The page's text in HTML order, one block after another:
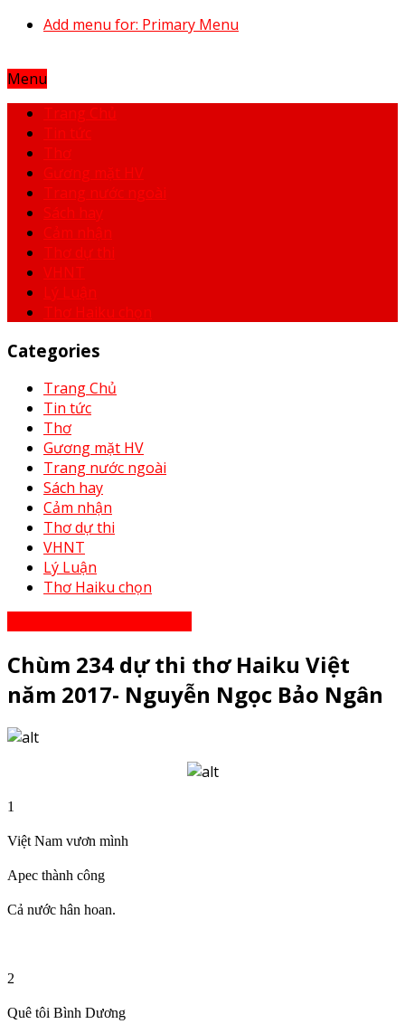
Add menu for: Primary Menu
Menu
Trang Chủ
Tin tức
Thơ
Gương mặt HV
Trang nước ngoài
Sách hay
Cảm nhận
Thơ dự thi
VHNT
Lý Luận
Thơ Haiku chọn
Categories
Trang Chủ
Tin tức
Thơ
Gương mặt HV
Trang nước ngoài
Sách hay
Cảm nhận
Thơ dự thi
VHNT
Lý Luận
Thơ Haiku chọn
Chùm 234 dự thi thơ Haiku Việt
năm 2017- Nguyễn Ngọc Bảo Ngân
1
Việt Nam vươn mình
Apec thành công
Cả nước hân hoan.
2
Quê tôi Bình Dương